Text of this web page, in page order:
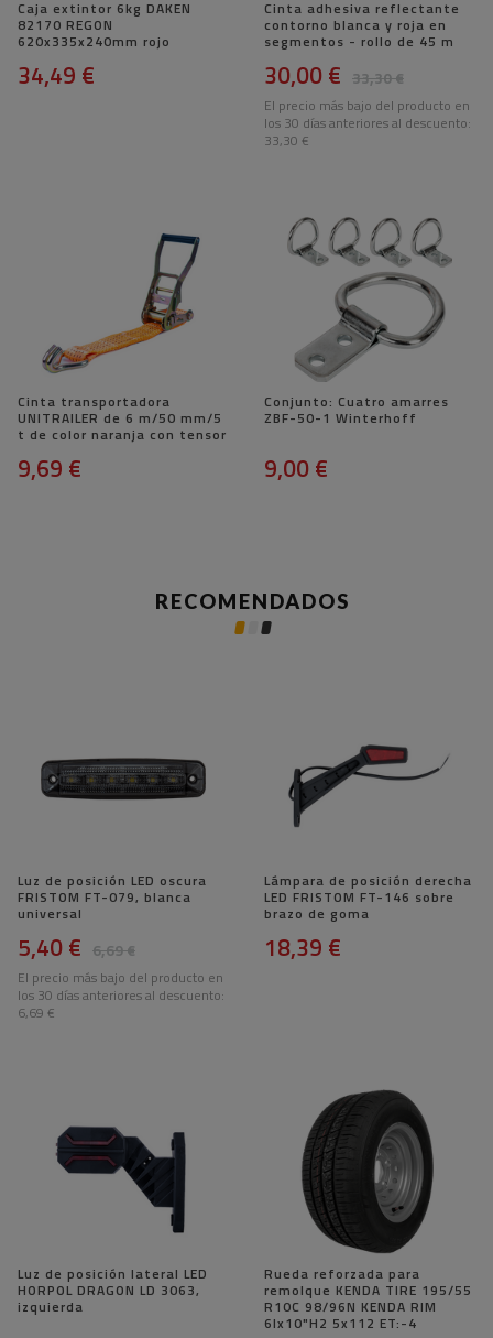
Caja extintor 6kg DAKEN
82170 REGON
620x335x240mm rojo
34,49 €
Cinta adhesiva reflectante
contorno blanca y roja en
segmentos - rollo de 45 m
33,30 €
30,00 €
El precio más bajo del producto en
los 30 días anteriores al descuento:
33,30 €
Cinta transportadora
UNITRAILER de 6 m/50 mm/5
t de color naranja con tensor
9,69 €
Conjunto: Cuatro amarres
ZBF-50-1 Winterhoff
9,00 €
RECOMENDADOS
Luz de posición LED oscura
FRISTOM FT-079, blanca
universal
6,69 €
5,40 €
El precio más bajo del producto en
los 30 días anteriores al descuento:
6,69 €
Lámpara de posición derecha
LED FRISTOM FT-146 sobre
brazo de goma
18,39 €
Luz de posición lateral LED
HORPOL DRAGON LD 3063,
izquierda
Rueda reforzada para
remolque KENDA TIRE 195/55
R10C 98/96N KENDA RIM
6Ix10"H2 5x112 ET:-4